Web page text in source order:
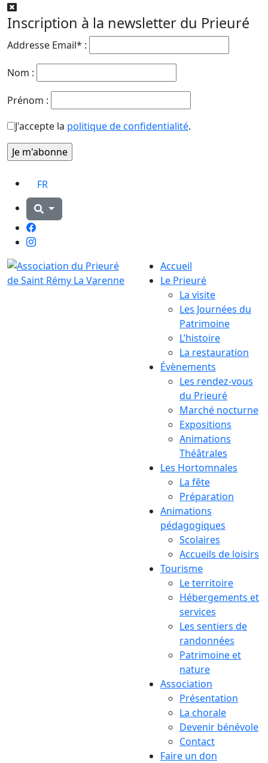
Inscription à la newsletter du Prieuré
Addresse Email* :
Nom :
Prénom :
J'accepte la politique de confidentialité.
FR
Facebook
Instagram
Accueil
Le Prieuré
La visite
Les Journées du
Patrimoine
L’histoire
La restauration
Évènements
Les rendez-vous
du Prieuré
Marché nocturne
Expositions
Animations
Théâtrales
Les Hortomnales
La fête
Préparation
Animations
pédagogiques
Scolaires
Accueils de loisirs
Tourisme
Le territoire
Hébergements et
services
Les sentiers de
randonnées
Patrimoine et
nature
Association
Présentation
La chorale
Devenir bénévole
Contact
Faire un don